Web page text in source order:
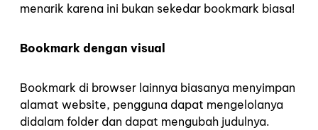
menarik karena ini bukan sekedar bookmark biasa!
Bookmark dengan visual
Bookmark di browser lainnya biasanya menyimpan
alamat website, pengguna dapat mengelolanya
didalam folder dan dapat mengubah judulnya.